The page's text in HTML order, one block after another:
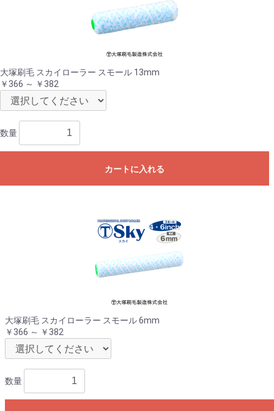
大塚刷毛 スカイローラー スモール 13mm
￥366 ～ ￥382
数量
カートに入れる
大塚刷毛 スカイローラー スモール 6mm
￥366 ～ ￥382
数量